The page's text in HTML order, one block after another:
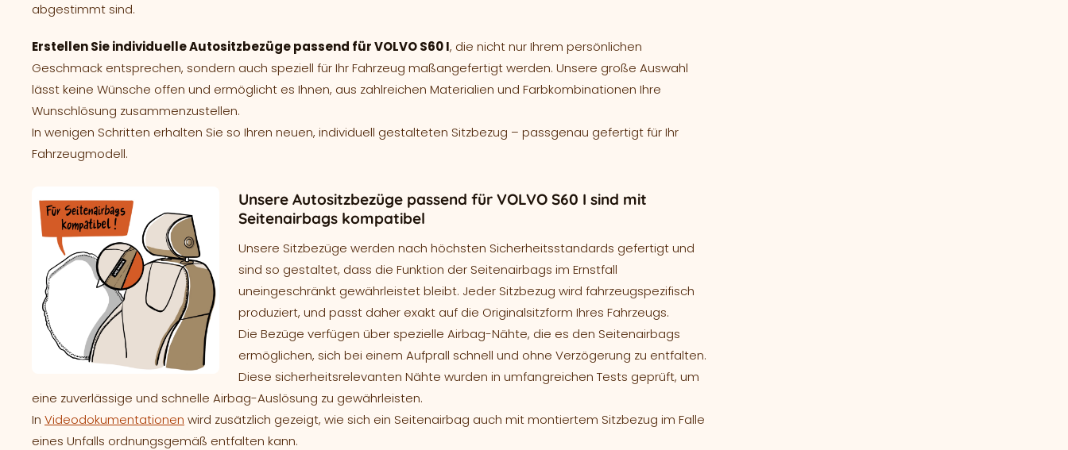
abgestimmt sind.
Erstellen Sie individuelle Autositzbezüge passend für VOLVO S60 I, die nicht nur Ihrem persönlichen
Geschmack entsprechen, sondern auch speziell für Ihr Fahrzeug maßangefertigt werden. Unsere große Auswahl
lässt keine Wünsche offen und ermöglicht es Ihnen, aus zahlreichen Materialien und Farbkombinationen Ihre
Wunschlösung zusammenzustellen.
In wenigen Schritten erhalten Sie so Ihren neuen, individuell gestalteten Sitzbezug – passgenau gefertigt für Ihr
Fahrzeugmodell.
Unsere Autositzbezüge passend für VOLVO S60 I sind mit
Seitenairbags kompatibel
Unsere Sitzbezüge werden nach höchsten Sicherheitsstandards gefertigt und
sind so gestaltet, dass die Funktion der Seitenairbags im Ernstfall
uneingeschränkt gewährleistet bleibt. Jeder Sitzbezug wird fahrzeugspezifisch
produziert, und passt daher exakt auf die Originalsitzform Ihres Fahrzeugs.
Die Bezüge verfügen über spezielle Airbag-Nähte, die es den Seitenairbags
ermöglichen, sich bei einem Aufprall schnell und ohne Verzögerung zu entfalten.
Diese sicherheitsrelevanten Nähte wurden in umfangreichen Tests geprüft, um
eine zuverlässige und schnelle Airbag-Auslösung zu gewährleisten.
In Videodokumentationen wird zusätzlich gezeigt, wie sich ein Seitenairbag auch mit montiertem Sitzbezug im Falle
eines Unfalls ordnungsgemäß entfalten kann.